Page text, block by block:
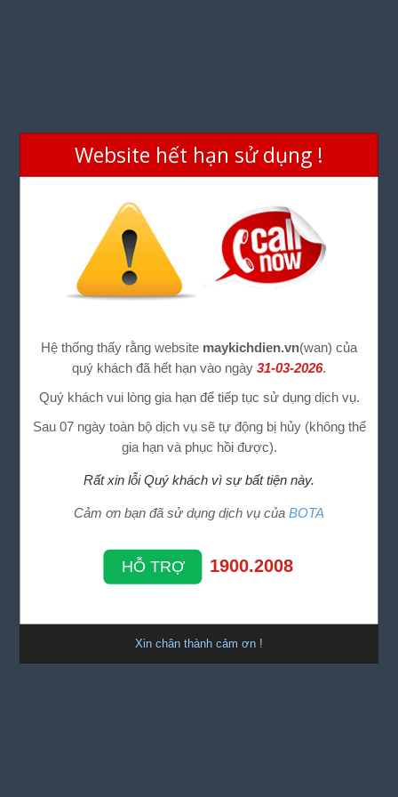
Website hết hạn sử dụng !
Hệ thống thấy rằng website maykichdien.vn(wan) của
quý khách đã hết hạn vào ngày 31-03-2026.
Quý khách vui lòng gia hạn để tiếp tục sử dụng dịch vụ.
Sau 07 ngày toàn bộ dịch vụ sẽ tự động bị hủy (không thể
gia hạn và phục hồi được).
Rất xin lỗi Quý khách vì sự bất tiện này.
Cảm ơn bạn đã sử dụng dịch vụ của BOTA
HỖ TRỢ 1900.2008
Xin chân thành cảm ơn !